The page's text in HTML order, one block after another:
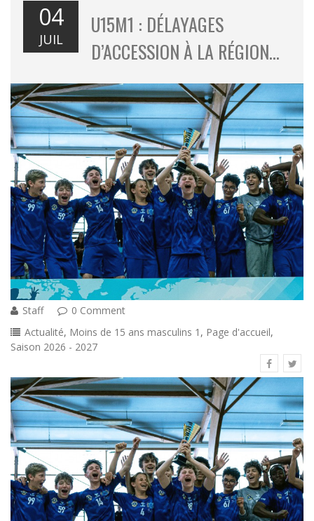
04
JUIL
U15M1 : DÉLAYAGES
D’ACCESSION À LA RÉGION…
Staff
0 Comment
Actualité, Moins de 15 ans masculins 1 , Page d'accueil,
Saison 2026 - 2027